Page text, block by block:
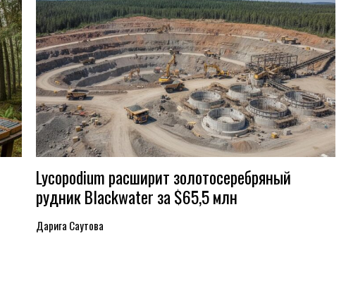
Lycopodium расширит золотосеребряный
рудник Blackwater за $65,5 млн
Дарига Саутова